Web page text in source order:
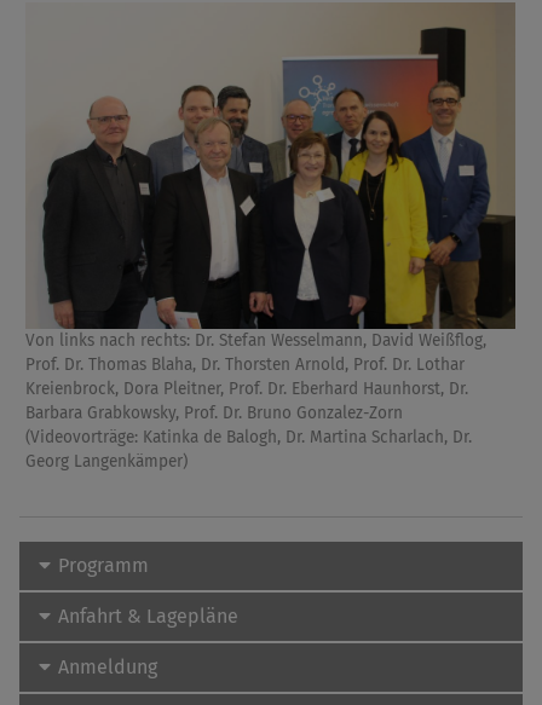
Von links nach rechts: Dr. Stefan Wesselmann, David Weißflog,
Prof. Dr. Thomas Blaha, Dr. Thorsten Arnold, Prof. Dr. Lothar
Kreienbrock, Dora Pleitner, Prof. Dr. Eberhard Haunhorst, Dr.
Barbara Grabkowsky, Prof. Dr. Bruno Gonzalez-Zorn
(Videovorträge: Katinka de Balogh, Dr. Martina Scharlach, Dr.
Georg Langenkämper)
Programm
Anfahrt & Lagepläne
Anmeldung